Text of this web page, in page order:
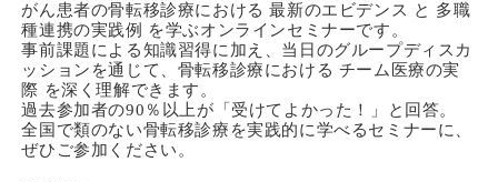
がん患者の骨転移診療における 最新のエビデンス と 多職
種連携の実践例 を学ぶオンラインセミナーです。
事前課題による知識習得に加え、当日のグループディスカ
ッションを通じて、骨転移診療における チーム医療の実
際 を深く理解できます。
過去参加者の90％以上が「受けてよかった！」と回答。
全国で類のない骨転移診療を実践的に学べるセミナーに、
ぜひご参加ください。